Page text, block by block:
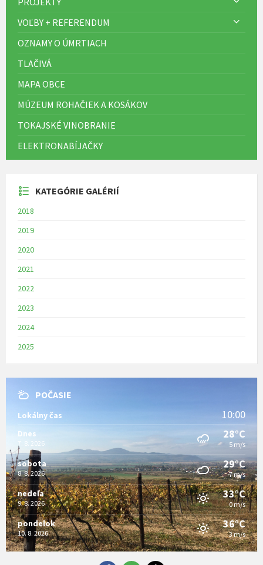
VOĽBY + REFERENDUM
OZNAMY O ÚMRTIACH
TLAČIVÁ
MAPA OBCE
MÚZEUM ROHAČIEK A KOSÁKOV
TOKAJSKÉ VINOBRANIE
ELEKTRONABÍJAČKY
KATEGÓRIE GALÉRIÍ
2018
2019
2020
2021
2022
2023
2024
2025
POČASIE
Lokálny čas 10:00
Dnes
7. 8. 2026
28°C
5 m/s
sobota
8. 8. 2026
29°C
7 m/s
nedeľa
9. 8. 2026
33°C
0 m/s
pondelok
10. 8. 2026
36°C
3 m/s